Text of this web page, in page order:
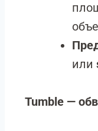
или
Tumble —